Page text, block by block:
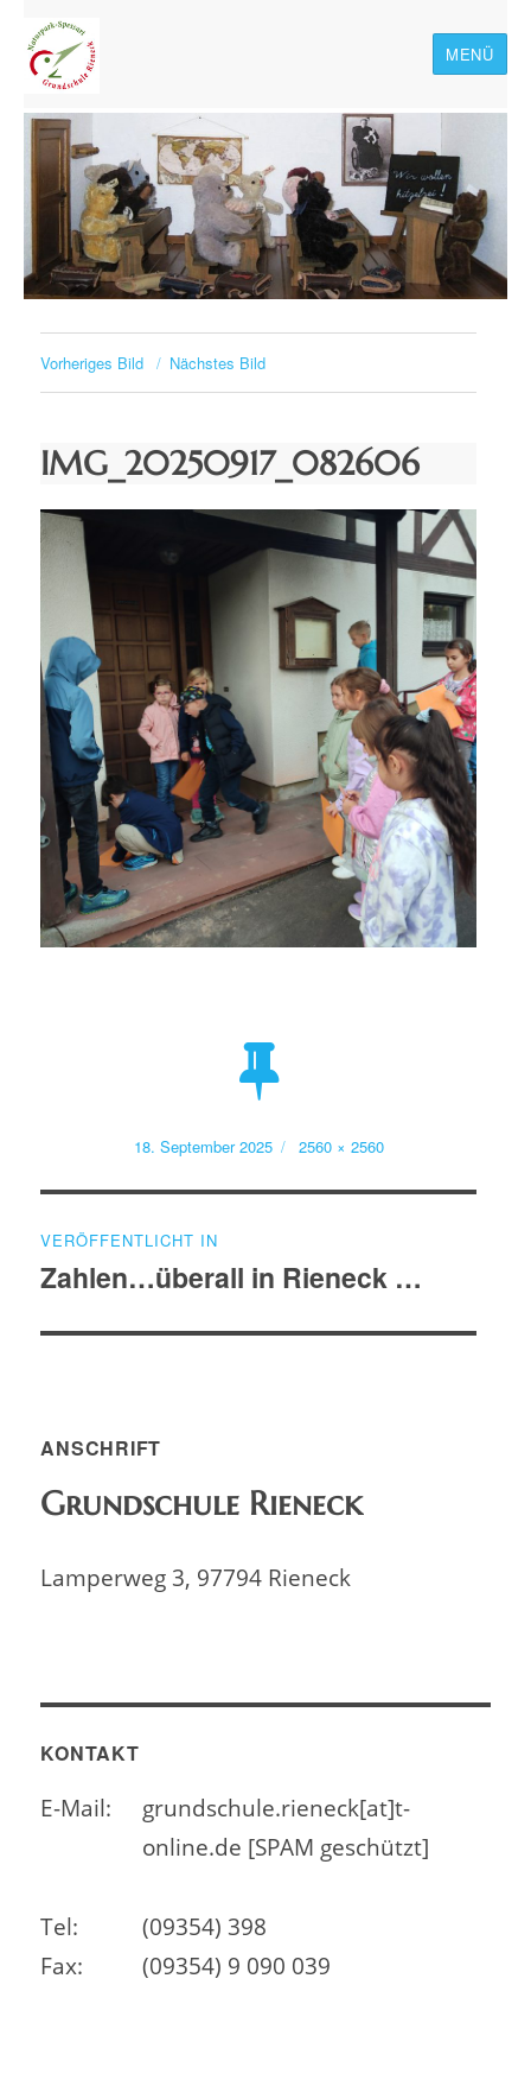
MENÜ
Vorheriges Bild Nächstes Bild
IMG_20250917_082606
Veröffentlicht
18. September 2025
Volle
2560 × 2560
VERÖFFENTLICHT IN
Zahlen…überall in Rieneck …
ANSCHRIFT
Grundschule Rieneck
Lamperweg 3, 97794 Rieneck
KONTAKT
E-Mail:
grundschule.rieneck[at]t-
online.de [SPAM geschützt]
Tel:
(09354) 398
Fax:
(09354) 9 090 039